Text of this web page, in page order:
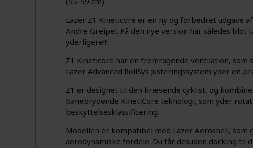
Lazer Z1 Kineticore er en ny og forbedret udgave
Andre Greipel. På den nye version har således
yderligere!!!
Z1 Kineticore har en fremragende ventilation, som
Lazer Advanced RollSys justeringssystem yder en
Z1 er designet til den krævende cyklist, og
banebrydende KinetiCore teknologi, som yder
beskyttelsesklassificering.
Modellen er kompatibel med Lazer Aeroshell,
aerodynamiske fordele. Du får desuden docking